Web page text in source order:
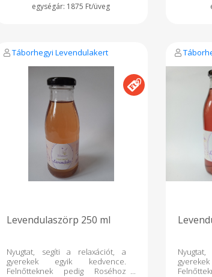
1875 Ft/üveg
Táborhegyi Levendulakert
Levendulaszörp 250 ml
Nyugtat, segíti a relaxációt, a
gyerekek egyik kedvence.
Felnőtteknek pedig Roséhoz